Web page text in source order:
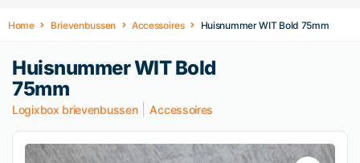
Home Brievenbussen Accessoires Huisnummer WIT Bold 75mm
Huisnummer WIT Bold
75mm
Logixbox brievenbussen| Accessoires